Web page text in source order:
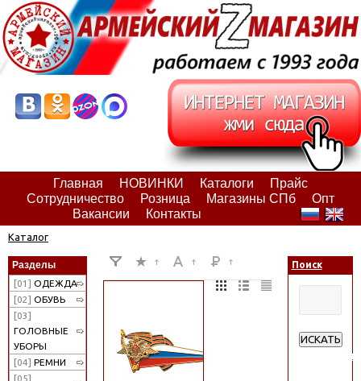
Главная НОВИНКИ Каталоги
Прайс
Сотрудничество
Розница Магазины СПб
Опт
Вакансии
Контакты
Каталог
Разделы
[01] ОДЕЖДА
[02] ОБУВЬ
[03]
ГОЛОВНЫЕ
УБОРЫ
[04] РЕМНИ
[05]
Поиск
ИСКАТЬ